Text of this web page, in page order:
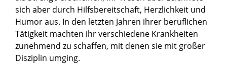
sich aber durch Hilfsbereitschaft, Herzlichkeit und
Humor aus. In den letzten Jahren ihrer beruflichen
Tätigkeit machten ihr verschiedene Krankheiten
zunehmend zu schaffen, mit denen sie mit großer
Disziplin umging.